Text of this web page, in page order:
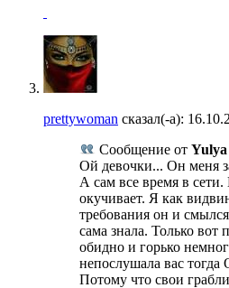
prettywoman сказал(-а):
Сообщение от Yulya
Ой девочки... Он меня
А сам все время в
окучивает. Я как
требования он и
сама знала. Только вот
обидно и горько
непослушала вас тогда
Потому что свои